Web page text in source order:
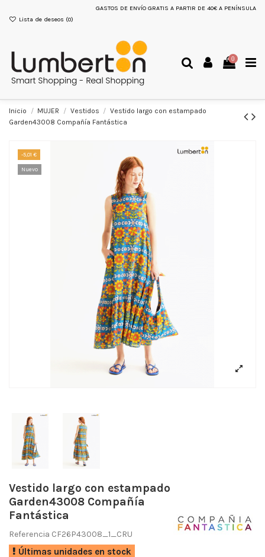
GASTOS DE ENVÍO GRATIS A PARTIR DE 40€ A PENÍNSULA
Lista de deseos (0)
0
Inicio MUJER Vestidos
Vestido largo con estampado
Garden43008 Compañía Fantástica
-5,01 €
Nuevo
Vestido largo con estampado
Garden43008 Compañía
Fantástica
Referencia CF26P43008_1_CRU
Últimas unidades en stock